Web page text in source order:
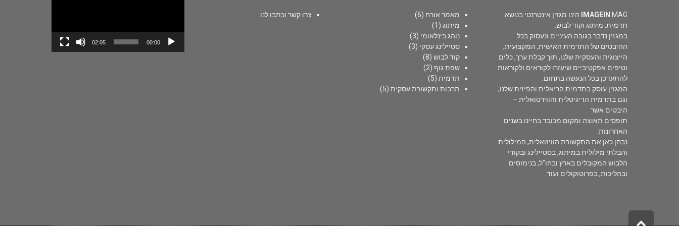
IMAGEIN
MAG הינו מגזין אינטרנטי בנושא
תדמית, מיתוג וקוד לבוש.
במגזין נדבר בגובה העיניים ונעסוק בכל
ההיבטים של התדמית האישית, המקצועית,
הייצוגית והעסקית שלנו, תוך קבלת ערך, כלים
וטיפים אפקטיביים שיעזרו לקוראים ולקוראות
להתעדכן בכל הנעשה בתחום.
המגזין עוסק בתדמית הריאלית והפיזית שלנו,
וגם בתדמית הדיגיטלית והווירטואלית –
היבטים אשר
תופסים תאוצה ומקום מכובד בחיינו בשנים
האחרונות.
נבחן כאן את התקשורת הוויזואלית, המילולית
והבלתי מילולית במיתוג, בסטיילינג ובקודי
הלבוש המקובלים בארץ ובחו"ל, בנימוסים
ובהליכות, בפרוטוקולים ועוד.
מאמר אורח (6)
מיתוג (1)
נוהג בינלאומי (3)
סטיילינג עסקי (3)
קוד לבוש (8)
שפת גוף (2)
תדמית (5)
תרבות ותקשורת עסקית (5)
צרו קשר וכתבו לנו
00:00
02:05
גלילה